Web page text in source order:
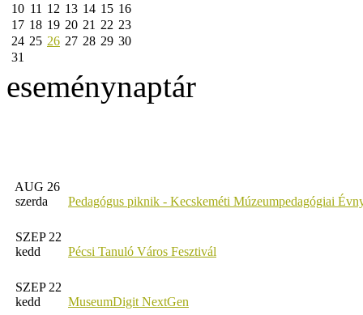
10 11 12 13 14 15 16
17 18 19 20 21 22 23
24 25 26 27 28 29 30
31
eseménynaptár
AUG 26
szerda
Pedagógus piknik - Kecskeméti Múzeumpedagógiai
SZEP 22
kedd
Pécsi Tanuló Város Fesztivál
SZEP 22
kedd
MuseumDigit NextGen